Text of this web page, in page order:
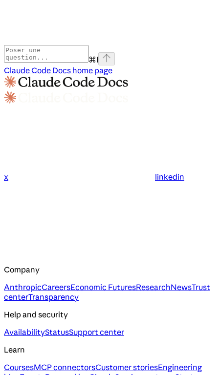
⌘I
Claude Code Docs home page
x linkedin
Company
AnthropicCareersEconomic FuturesResearchNewsTrust
centerTransparency
Help and security
AvailabilityStatusSupport center
Learn
CoursesMCP connectorsCustomer storiesEngineering